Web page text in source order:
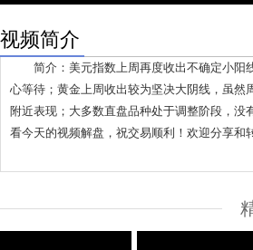
视频简介
简介：美元指数上周再度收出不确定小阳
心等待；黄金上周收出较为坚决大阴线，虽
附近表现；大多数直盘品种处于调整阶段，
看今天的视频解盘，祝交易顺利！欢迎分享和